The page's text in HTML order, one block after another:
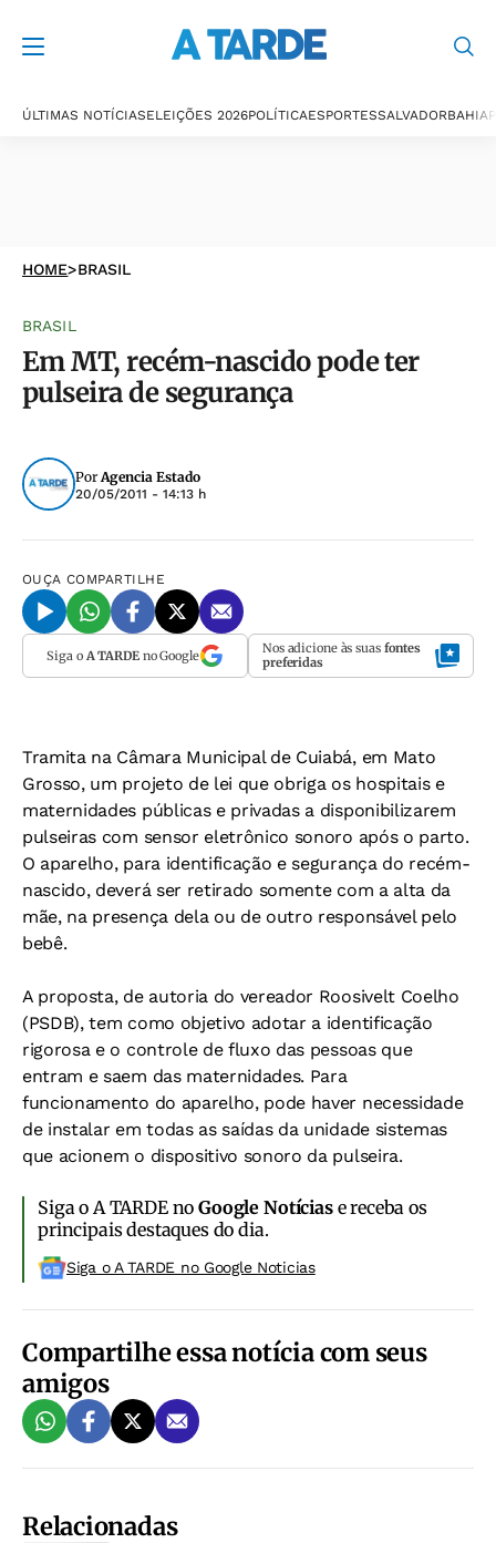
ÚLTIMAS NOTÍCIASELEIÇÕES 2026POLÍTICAESPORTESSALVADORBAHIA
HOME>BRASIL
BRASIL
Em MT, recém-nascido pode ter
pulseira de segurança
PorAgencia Estado
20/05/2011 - 14:13 h
OUÇA COMPARTILHE
Siga o A TARDEno Google Nos adicione às suas fontes
preferidas
Tramita na Câmara Municipal de Cuiabá, em Mato
Grosso, um projeto de lei que obriga os hospitais e
maternidades públicas e privadas a disponibilizarem
pulseiras com sensor eletrônico sonoro após o parto.
O aparelho, para identificação e segurança do recém-
nascido, deverá ser retirado somente com a alta da
mãe, na presença dela ou de outro responsável pelo
bebê.
A proposta, de autoria do vereador Roosivelt Coelho
(PSDB), tem como objetivo adotar a identificação
rigorosa e o controle de fluxo das pessoas que
entram e saem das maternidades. Para
funcionamento do aparelho, pode haver necessidade
de instalar em todas as saídas da unidade sistemas
que acionem o dispositivo sonoro da pulseira.
Siga o A TARDE noGoogle Notíciase receba os
principais destaques do dia.
Siga o A TARDE no Google Noticias
Compartilhe essa notícia com seus
amigos
Relacionadas